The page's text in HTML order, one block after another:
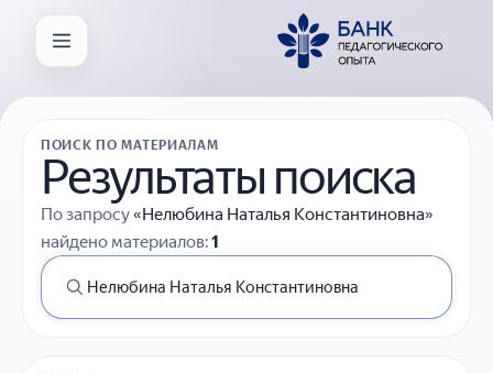
ПОИСК ПО МАТЕРИАЛАМ
Результаты поиска
По запросу«Нелюбина Наталья Константиновна»
найдено материалов:1